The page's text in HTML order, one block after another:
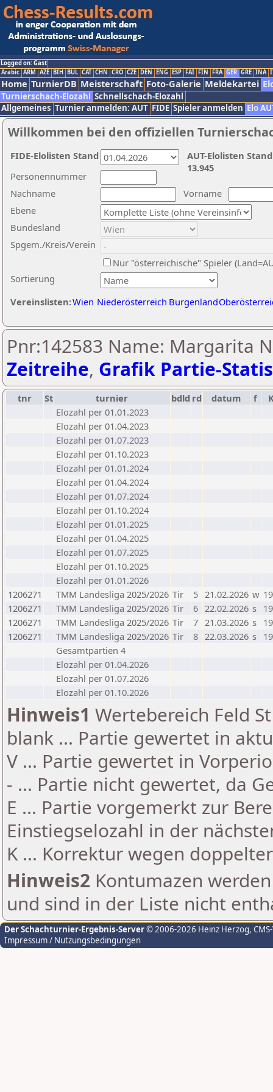
Logged on: Gast
Arabic ARM AZE BIH BUL CAT CHN CRO CZE DEN ENG ESP FAI FIN FRA GER GRE INA
Home TurnierDB Meisterschaft Foto-Galerie Meldekartei
Turnierschach-Elozahl Schnellschach-Elozahl
Allgemeines Turnier anmelden: AUT FIDE Spieler anmelden Elo
Willkommen bei den offiziellen
Nachname
Vorname
Ebene
Sortierung
Personennummer
Bundesland
Spgem./Kreis/Verein
Nur "österreichische" Spieler
Vereinslisten:Wien Niederösterreich Burgenland
AUT-Elolisten
13.945
FIDE-Elolisten Stand
Pnr:142583 Name: Margarita
Zeitreihe, Grafik Partie-
tnr St turnier bdld rd datum f
Elozahl per 01.01.2023
Elozahl per 01.04.2023
Elozahl per 01.07.2023
Elozahl per 01.10.2023
Elozahl per 01.01.2024
Elozahl per 01.04.2024
Elozahl per 01.07.2024
Elozahl per 01.10.2024
Elozahl per 01.01.2025
Elozahl per 01.04.2025
Elozahl per 01.07.2025
Elozahl per 01.10.2025
Elozahl per 01.01.2026
1206271
TMM Landesliga 2025/2026 Tir 5 21.02.2026 w
1206271
TMM Landesliga 2025/2026 Tir 6 22.02.2026 s
1206271
TMM Landesliga 2025/2026 Tir 7 21.03.2026 s
1206271
TMM Landesliga 2025/2026 Tir 8 22.03.2026 s
Gesamtpartien 4
Elozahl per 01.04.2026
Elozahl per 01.07.2026
Elozahl per 01.10.2026
Hinweis1 Wertebereich Feld
blank ... Partie gewertet in
V ... Partie gewertet in
- ... Partie nicht gewertet, da
E ... Partie vorgemerkt zur
Einstiegselozahl in der
K ... Korrektur wegen
Hinweis2 Kontumazen
und sind in der Liste nicht
Der Schachturnier-Ergebnis-Server© 2006-2026 Heinz Herzog,
Impressum / Nutzungsbedingungen